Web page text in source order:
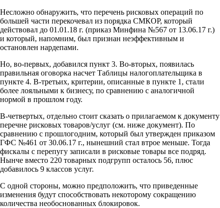
Несложно обнаружить, что перечень рисковых операций по
большей части перекочевал из порядка СМКОР, который
действовал до 01.01.18 г. (приказ Минфина №567 от 13.06.17 г.)
и который, напомним, был признан неэффективным и
остановлен нардепами.
Но, во-первых, добавился пункт 3. Во-вторых, появилась
правильная оговорка насчет Таблицы налогоплательщика в
пункте 4. В-третьих, критерии, описанные в пункте 1, стали
более лояльными к бизнесу, по сравнению с аналогичной
нормой в прошлом году.
В-четвертых, отдельно стоит сказать о прилагаемом к документу
перечне рисковых товаров/услуг (см. ниже документ). По
сравнению с прошлогодним, который был утвержден приказом
ГФС №461 от 30.06.17 г., нынешний стал втрое меньше. Тогда
фискалы с перепугу записали в рисковые товары все подряд.
Нынче вместо 220 товарных подгрупп осталось 56, плюс
добавилось 9 классов услуг.
С одной стороны, можно предположить, что приведенные
изменения будут способствовать некоторому сокращению
количества необоснованных блокировок.